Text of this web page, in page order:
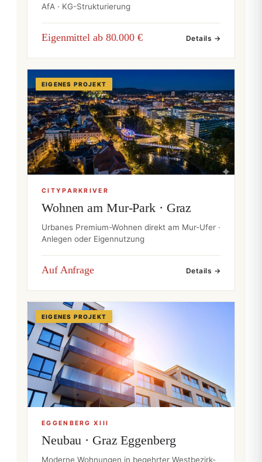
AfA · KG-Strukturierung
Eigenmittel ab 80.000 € Details →
EIGENES PROJEKT
CITYPARKRIVER
Wohnen am Mur-Park · Graz
Urbanes Premium-Wohnen direkt am Mur-Ufer ·
Anlegen oder Eigennutzung
Auf Anfrage Details →
EIGENES PROJEKT
EGGENBERG XIII
Neubau · Graz Eggenberg
Moderne Wohnungen in begehrter Westbezirk-